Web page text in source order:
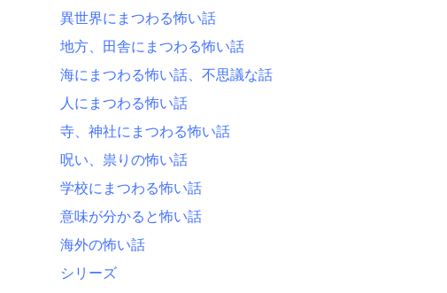
異世界にまつわる怖い話
地方、田舎にまつわる怖い話
海にまつわる怖い話、不思議な話
人にまつわる怖い話
寺、神社にまつわる怖い話
呪い、祟りの怖い話
学校にまつわる怖い話
意味が分かると怖い話
海外の怖い話
シリーズ